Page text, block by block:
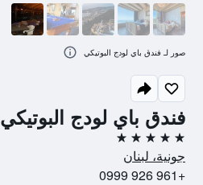
فندق باي لودج البوتيكي
5 نجوم
جونية، لبنان
+961 926 0999
صور لـ فندق باي لودج البوتيكي